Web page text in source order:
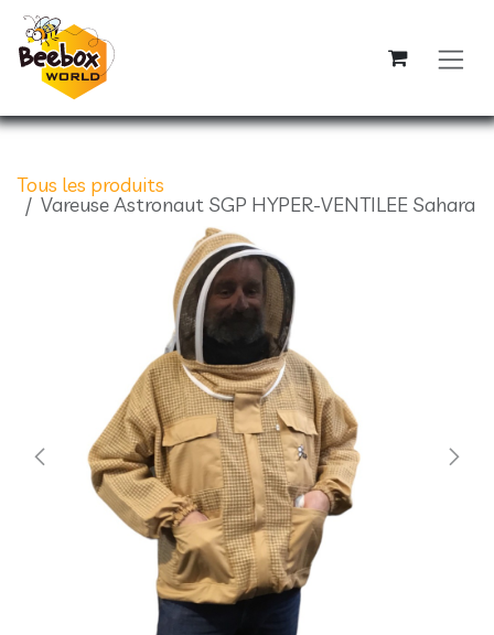
Se rendre au contenu
Tous les produits
Vareuse Astronaut SGP HYPER-VENTILEE Sahara